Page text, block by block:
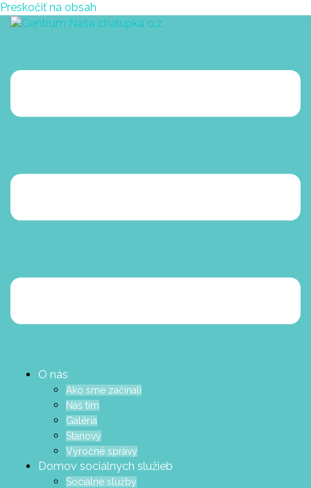
Preskočiť na obsah
O nás
Ako sme začínali
Náš tím
Galéria
Stanovy
Výročné správy
Domov sociálnych služieb
Sociálne služby